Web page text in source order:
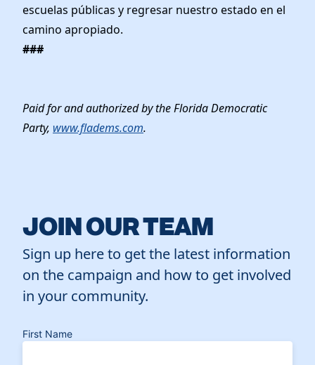
escuelas públicas y regresar nuestro estado en el
camino apropiado.
###
Paid for and authorized by the Florida Democratic
Party, www.fladems.com.
JOIN OUR TEAM
Sign up here to get the latest information
on the campaign and how to get involved
in your community.
First Name